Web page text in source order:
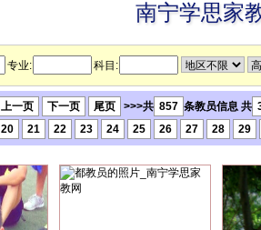
南宁学思家
专业: 科目:
上一页 下一页 尾页 >>>共 857 条教员信息 共
20 21 22 23 24 25 26 27 28 29